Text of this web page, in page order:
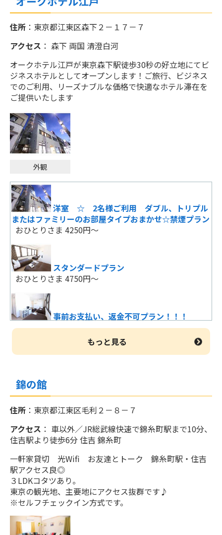
食事なし＞
おひとりさま 4840円～
じゃらん限定【早期割30】30日前までのご
予約でお得にステイ！（食事なし）
おひとりさま 5940円～
【チェーンホテル特集】シンプルステイ＜
食事なし＞
おひとりさま 4840円～
ク帰りにもオススメ☆20時IN-8時OUTショートステイ
♪【素泊まり】
おひとりさま 6500円～
食事なし＞
おひとりさま 5980円～
ストレート！（朝食付き）
おひとりさま 5980円～
おひとりさま 9100円～
おひとりさま 18160円～
割引物語～宿を求めて～＜食事なし＞
おひとりさま 17630円～
割引物語～宿を求めて～＜食事なし＞
おひとりさま 12290円～
住所 ：東京都江東区森下２－１７－７
アクセス ： 森下 両国 清澄白河
オークホテル江戸が東京森下駅徒歩30秒の好立地にてビ
ジネスホテルとしてオープンします！ご旅行、ビジネス
でのご利用、リーズナブルな価格で快適なホテル滞在を
ご提供いたします
外観
洋室 ☆ 2名様ご利用 ダブル、トリプル
またはファミリーのお部屋タイプおまかせ☆禁煙プラン
おひとりさま 4250円～
スタンダードプラン
おひとりさま 4750円～
事前お支払い、返金不可プラン！！！
おひとりさま 4750円～
スタンダードプラン
おひとりさま 5000円～
事前お支払い、返金不可プラン！！！
おひとりさま 5000円～
おひとりさま 4840円～
もっと見る
錦の館
住所 ：東京都江東区毛利２－８－７
アクセス ： 車以外／JR総武線快速で錦糸町駅まで10分、
住吉駅より徒歩6分 住吉 錦糸町
一軒家貸切 光Wifi お友達とトーク 錦糸町駅・住吉
駅アクセス良◎
３LDKコタツあり。
東京の観光地、主要地にアクセス抜群です♪
※セルフチェックイン方式です。